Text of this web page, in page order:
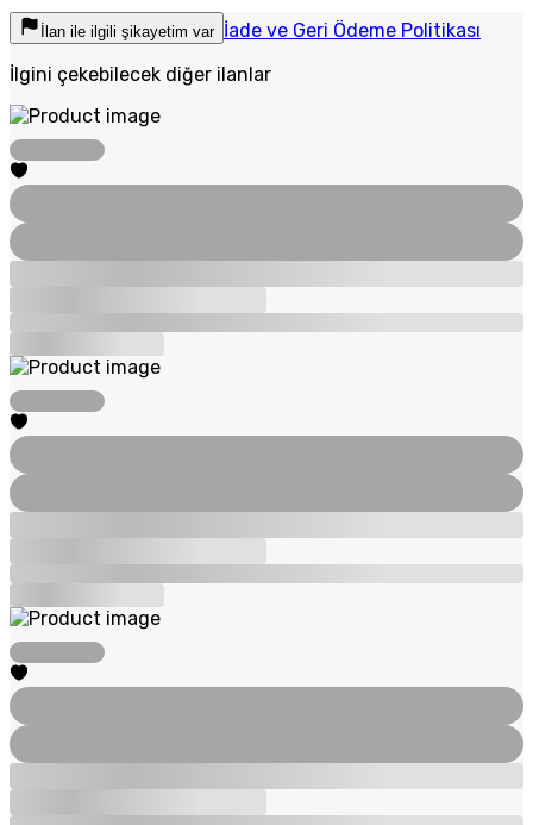
İlan ile ilgili şikayetim var İade ve Geri Ödeme Politikası
İlgini çekebilecek diğer ilanlar